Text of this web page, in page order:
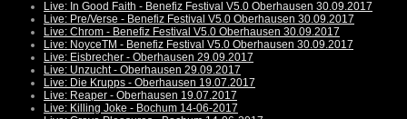
Live: In Good Faith - Benefiz Festival V5.0 Oberhausen 30.09.2017
Live: Pre/Verse - Benefiz Festival V5.0 Oberhausen 30.09.2017
Live: Chrom - Benefiz Festival V5.0 Oberhausen 30.09.2017
Live: NoyceTM - Benefiz Festival V5.0 Oberhausen 30.09.2017
Live: Eisbrecher - Oberhausen 29.09.2017
Live: Unzucht - Oberhausen 29.09.2017
Live: Die Krupps - Oberhausen 19.07.2017
Live: Reaper - Oberhausen 19.07.2017
Live: Killing Joke - Bochum 14-06-2017